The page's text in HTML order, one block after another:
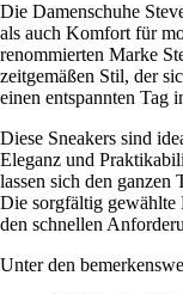
Die Damenschuhe
als auch Komfort für
renommierten Marke
zeitgemäßen Stil, der
einen entspannten Tag
Diese Sneakers sind
Eleganz und
lassen sich den ganzen
Die sorgfältig gewählte
den schnellen
Unter den